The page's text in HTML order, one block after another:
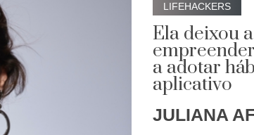
LIFEHACKERS
Ela deixou
a adotar
aplicativo
JULIANA